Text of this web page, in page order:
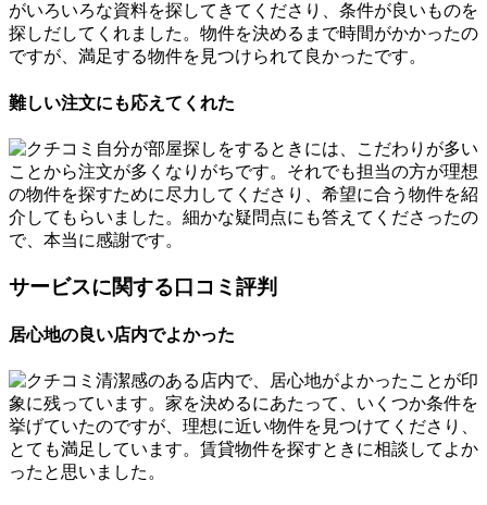
がいろいろな資料を探してきてくださり、条件が良いものを
探しだしてくれました。物件を決めるまで時間がかかったの
ですが、満足する物件を見つけられて良かったです。
難しい注文にも応えてくれた
自分が部屋探しをするときには、こだわりが多い
ことから注文が多くなりがちです。それでも担当の方が理想
の物件を探すために尽力してくださり、希望に合う物件を紹
介してもらいました。細かな疑問点にも答えてくださったの
で、本当に感謝です。
サービスに関する口コミ評判
居心地の良い店内でよかった
清潔感のある店内で、居心地がよかったことが印
象に残っています。家を決めるにあたって、いくつか条件を
挙げていたのですが、理想に近い物件を見つけてくださり、
とても満足しています。賃貸物件を探すときに相談してよか
ったと思いました。